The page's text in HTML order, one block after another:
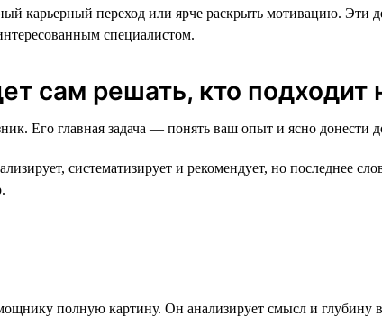
карьерный переход или ярче раскрыть мотивацию. Эти
специалистом.
решать, кто подходит
Его главная задача — понять ваш опыт и ясно донести
систематизирует и рекомендует, но последнее
полную картину. Он анализирует смысл и глубину